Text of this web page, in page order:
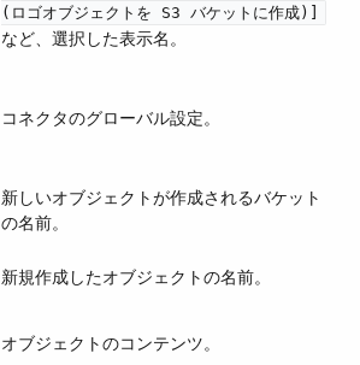
(ロゴオブジェクトを S3 バケットに作成)]
など、選択した表示名。
コネクタのグローバル設定。
新しいオブジェクトが作成されるバケット
の名前。
新規作成したオブジェクトの名前。
オブジェクトのコンテンツ。